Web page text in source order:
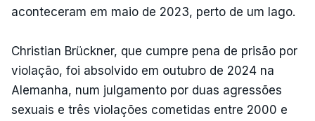
aconteceram em maio de 2023, perto de um lago.
Christian Brückner, que cumpre pena de prisão por
violação, foi absolvido em outubro de 2024 na
Alemanha, num julgamento por duas agressões
sexuais e três violações cometidas entre 2000 e